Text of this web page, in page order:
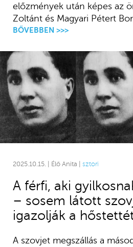
előzmények után képes az
Zoltánt és Magyari Pétert
BŐVEBBEN >>>
2025.10.15. | Élő Anita | sztori
A férfi, aki
– sosem látott
igazolják a
A szovjet megszállás a